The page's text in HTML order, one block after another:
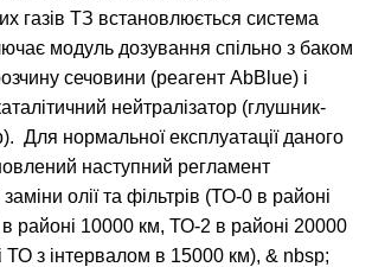
газів ТЗ встановлюється система
модуль дозування спільно з баком
сечовини (реагент AbBlue) і
нейтралізатор (глушник-
Для нормальної експлуатації даного
наступний регламент
заміни олії та фільтрів (ТО-0 в районі
районі 10000 км, ТО-2 в районі 20000
ТО з інтервалом в 15000 км), & nbsp;